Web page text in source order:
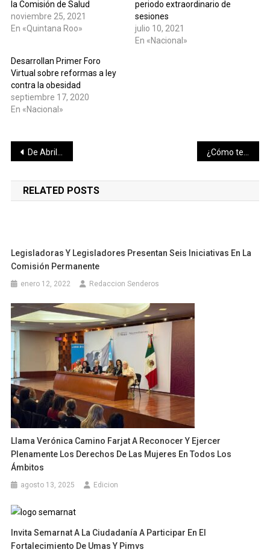
la Comisión de Salud
noviembre 25, 2021
En «Quintana Roo»
periodo extraordinario de
sesiones
julio 10, 2021
En «Nacional»
Desarrollan Primer Foro
Virtual sobre reformas a ley
contra la obesidad
septiembre 17, 2020
En «Nacional»
Navegación
de
entradas
De Abril a Julio creció en cinco veces la emisión de la Licencia Federal Digital de Conductor
RELATED POSTS
Legisladoras Y Legisladores Presentan Seis Iniciativas En La
Comisión Permanente
enero 12, 2022 Redaccion Senderos
Llama Verónica Camino Farjat A Reconocer Y Ejercer
Plenamente Los Derechos De Las Mujeres En Todos Los
Ámbitos
agosto 13, 2025 Edicion
Invita Semarnat A La Ciudadanía A Participar En El
Fortalecimiento De Umas Y Pimvs